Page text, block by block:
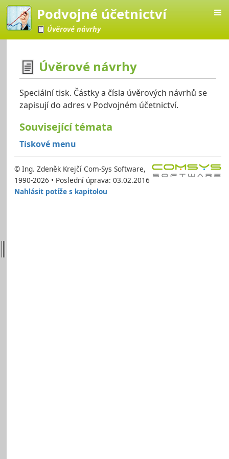
Podvojné účetnictví
Úvěrové návrhy
Úvěrové návrhy
Speciální tisk. Částky a čísla úvěrových návrhů se
zapisují do adres v Podvojném účetnictví.
Související témata
Tiskové menu
© Ing. Zdeněk Krejčí Com-Sys Software,
1990-2026 • Poslední úprava: 03.02.2016
Nahlásit potíže s kapitolou